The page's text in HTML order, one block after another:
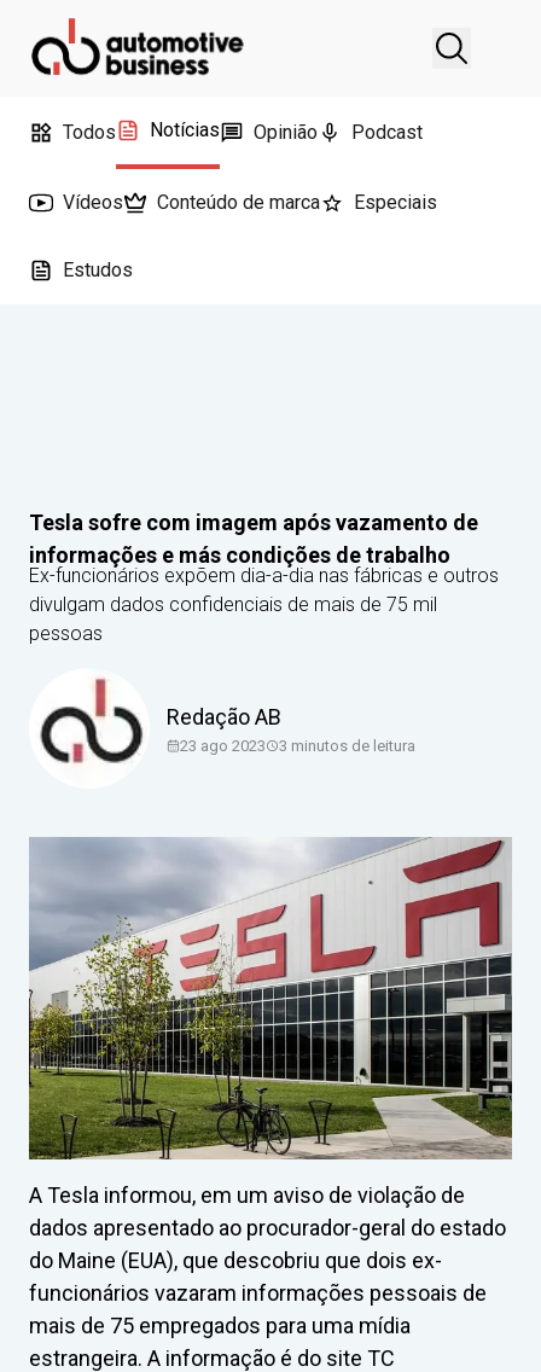
Todos Notícias Opinião Podcast
Vídeos Conteúdo de marca Especiais
Estudos
Tesla sofre com imagem após vazamento de
informações e más condições de trabalho
Ex-funcionários expõem dia-a-dia nas fábricas e outros
divulgam dados confidenciais de mais de 75 mil
pessoas
Redação AB
23 ago 2023 3 minutos de leitura
A Tesla informou, em um aviso de violação de
dados apresentado ao procurador-geral do estado
do Maine (EUA), que descobriu que dois ex-
funcionários vazaram informações pessoais de
mais de 75 empregados para uma mídia
estrangeira. A informação é do site TC